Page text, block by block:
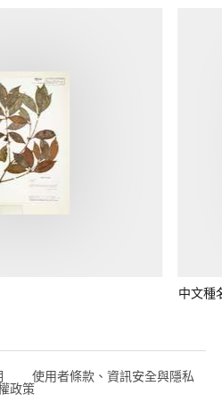
中文種
使用者條款、資訊安全與隱私
政策